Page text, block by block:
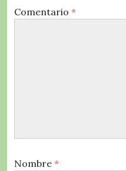
Comentario *
Nombre *